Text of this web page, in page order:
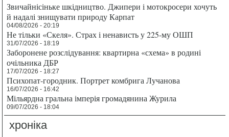
Звичайнісіньке шкідництво. Джипери і мотокросери хочуть
й надалі знищувати природу Карпат
04/08/2026 - 20:19
Не тільки «Скеля». Страх і ненависть у 225-му ОШП
31/07/2026 - 18:19
Заборонене розслідування: квартирна «схема» в родині
очільника ДБР
17/07/2026 - 18:27
Психопат-городник. Портрет комбрига Лучанова
16/07/2026 - 16:42
Мільярдна гральна імперія громадянина Журила
09/07/2026 - 18:04
хроніка